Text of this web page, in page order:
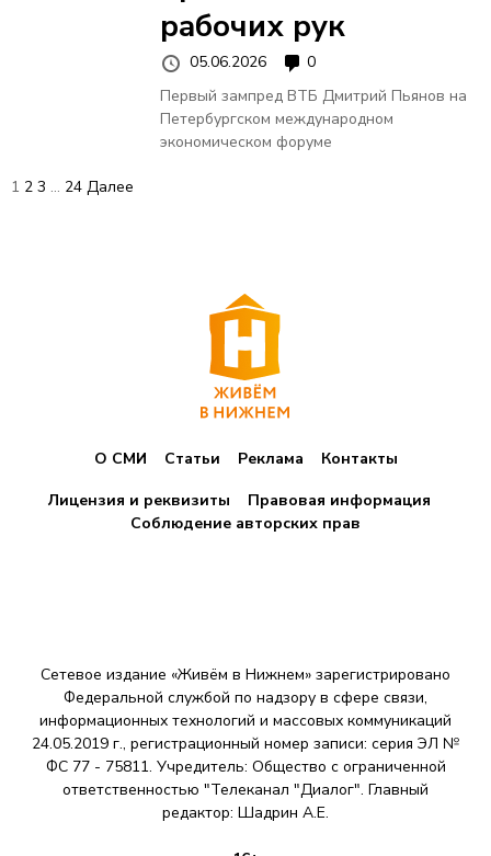
рабочих рук
05.06.2026
0
Первый зампред ВТБ Дмитрий Пьянов на
Петербургском международном
экономическом форуме
П
1 2 3 … 24 Далее
О СМИ Статьи Реклама
Контакты
Лицензия и реквизиты
Правовая информация
Соблюдение авторских прав
Сетевое издание «Живём в Нижнем» зарегистрировано
Федеральной службой по надзору в сфере связи,
информационных технологий и массовых коммуникаций
24.05.2019 г., регистрационный номер записи: серия ЭЛ №
ФС 77 - 75811. Учредитель: Общество с ограниченной
ответственностью "Телеканал "Диалог". Главный
редактор: Шадрин A.E.